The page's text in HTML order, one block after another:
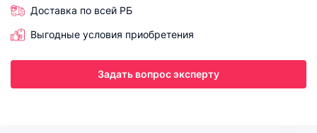
Доставка по всей РБ
Выгодные условия приобретения
Задать вопрос эксперту